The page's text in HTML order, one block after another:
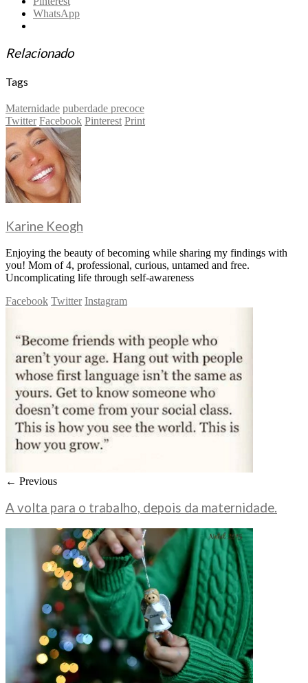
WhatsApp
Relacionado
Tags
Maternidade puberdade precoce
Twitter Facebook Pinterest Print
Karine Keogh
Enjoying the beauty of becoming while sharing my findings with
you! Mom of 4, professional, curious, untamed and free.
Uncomplicating life through self-awareness
Facebook Twitter Instagram
← Previous
A volta para o trabalho, depois da maternidade.